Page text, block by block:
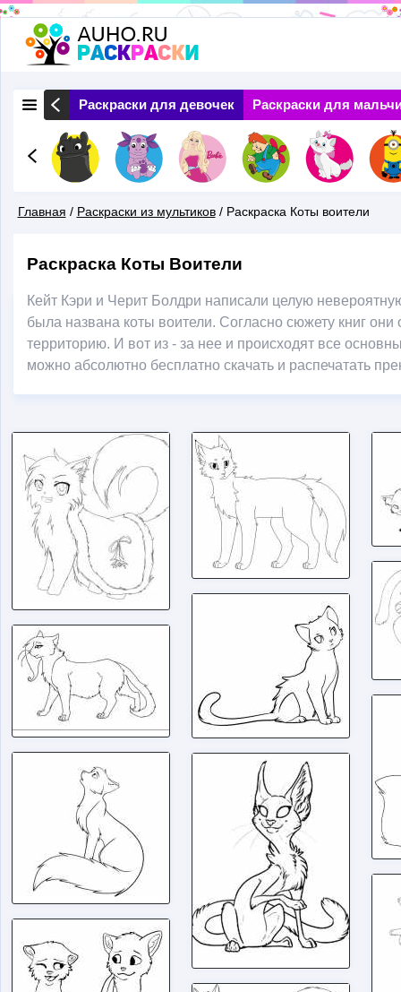
Перейти
к
основному
содержанию
Природа Раскраски для девочек Раскраски для
Здесь
Главная / Раскраски из мультиков / Раскраска Коты воители
Раскраска Коты Воители
Кейт Кэри и Черит Болдри написали целую
была названа коты воители. Согласно сюжету книг
территорию. И вот из - за нее и происходят все
можно абсолютно бесплатно скачать и распечатать